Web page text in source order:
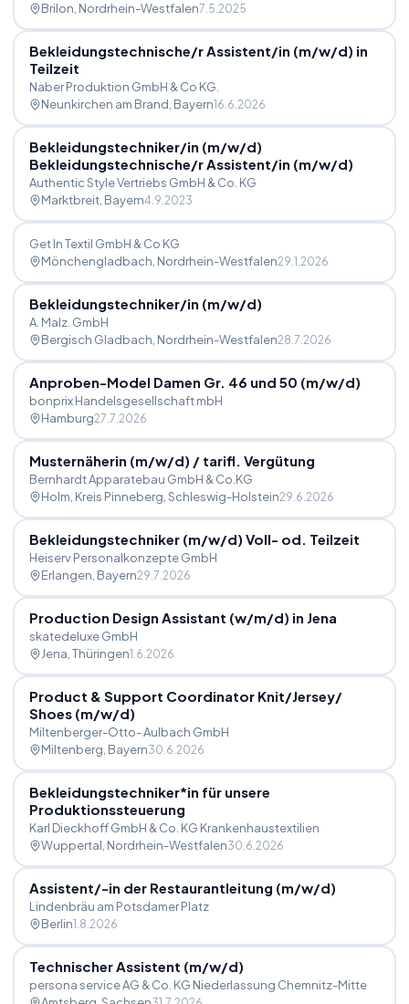
Brilon , Nordrhein-Westfalen7.5.2025
Bekleidungstechnische/r Assistent/in (m/w/d) in
Teilzeit
Naber Produktion GmbH & Co KG.
Neunkirchen am Brand , Bayern16.6.2026
Bekleidungstechniker/in (m/w/d)
Bekleidungstechnische/r Assistent/in (m/w/d)
Authentic Style Vertriebs GmbH & Co. KG
Marktbreit, Bayern4.9.2023
Get In Textil GmbH & Co KG
Mönchengladbach , Nordrhein-Westfalen29.1.2026
Bekleidungstechniker/in (m/w/d)
A. Malz. GmbH
Bergisch Gladbach , Nordrhein-Westfalen28.7.2026
Anproben-Model Damen Gr. 46 und 50 (m/w/d)
bonprix Handelsgesellschaft mbH
Hamburg27.7.2026
Musternäherin (m/w/d) /tarifl. Vergütung
Bernhardt Apparatebau GmbH & Co.KG
Holm, Kreis Pinneberg , Schleswig-Holstein29.6.2026
Bekleidungstechniker (m/w/d) Voll- od. Teilzeit
Heiserv Personalkonzepte GmbH
Erlangen , Bayern29.7.2026
Production Design Assistant (w/m/d) in Jena
skatedeluxe GmbH
Jena , Thüringen1.6.2026
Product & Support Coordinator Knit/Jersey/
Shoes (m/w/d)
Miltenberger-Otto- Aulbach GmbH
Miltenberg , Bayern30.6.2026
Bekleidungstechniker*in für unsere
Produktionssteuerung
Karl Dieckhoff GmbH & Co. KG Krankenhaustextilien
Wuppertal , Nordrhein-Westfalen30.6.2026
Assistent/-in der Restaurantleitung (m/w/d)
Lindenbräu am Potsdamer Platz
Berlin1.8.2026
Technischer Assistent (m/w/d)
persona service AG & Co. KG Niederlassung Chemnitz-Mitte